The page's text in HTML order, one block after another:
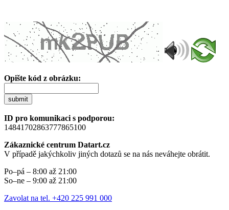
Opište kód z obrázku:
submit
ID pro komunikaci s podporou:
14841702863777865100
Zákaznické centrum Datart.cz
V případě jakýchkoliv jiných dotazů se na nás neváhejte obrátit.
Po–pá – 8:00 až 21:00
So–ne – 9:00 až 21:00
Zavolat na tel. +420 225 991 000